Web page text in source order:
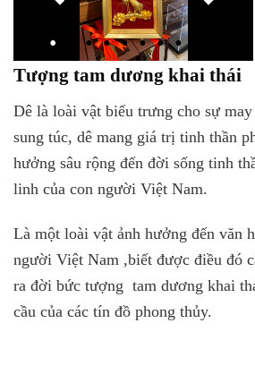
Tượng tam dương khai thái
Dê là loài vật biểu trưng cho sự
sung túc, dê mang giá trị tinh thần
hưởng sâu rộng đến đời sống tinh
linh của con người Việt Nam.
Là một loài vật ảnh hưởng đến văn
người Việt Nam ,biết được điều đó
ra đời bức tượng tam dương khai
cầu của các tín đồ phong thủy.